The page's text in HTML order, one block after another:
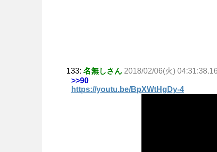
133: 名無しさん 2018/02/06(火)
>>90
https://youtu.be/BpXWtHgDy-4